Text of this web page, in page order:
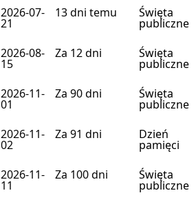
2026-07-
21
13 dni temu Święta
publiczne
2026-08-
15
Za 12 dni Święta
publiczne
2026-11-
01
Za 90 dni Święta
publiczne
2026-11-
02
Za 91 dni Dzień
pamięci
2026-11-
11
Za 100 dni Święta
publiczne